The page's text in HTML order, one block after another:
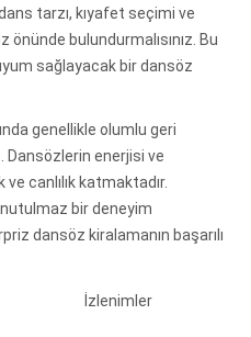
tarzı, kıyafet seçimi ve
bulundurmalısınız. Bu
sağlayacak bir dansöz
genellikle olumlu geri
Dansözlerin enerjisi ve
canlılık katmaktadır.
bir deneyim
dansöz kiralamanın başarılı
İzlenimler